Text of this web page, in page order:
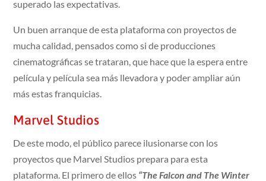
superado las expectativas.
Un buen arranque de esta plataforma con proyectos de
mucha calidad, pensados como si de producciones
cinematográficas se trataran, que hace que la espera entre
película y película sea más llevadora y poder ampliar aún
más estas franquicias.
Marvel Studios
De este modo, el público parece ilusionarse con los
proyectos que Marvel Studios prepara para esta
plataforma. El primero de ellos “The Falcon and The Winter